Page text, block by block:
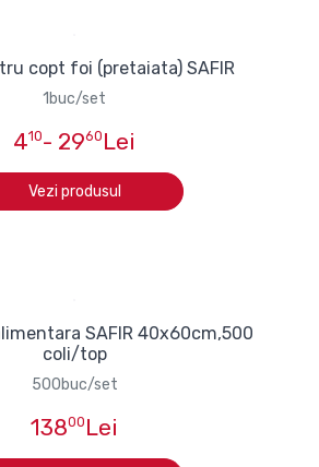
copt foi (pretaiata) SAFIR
1buc/set
410- 2960 Lei
Vezi produsul
SAFIR 40x60cm,500
coli/top
500buc/set
13800 Lei